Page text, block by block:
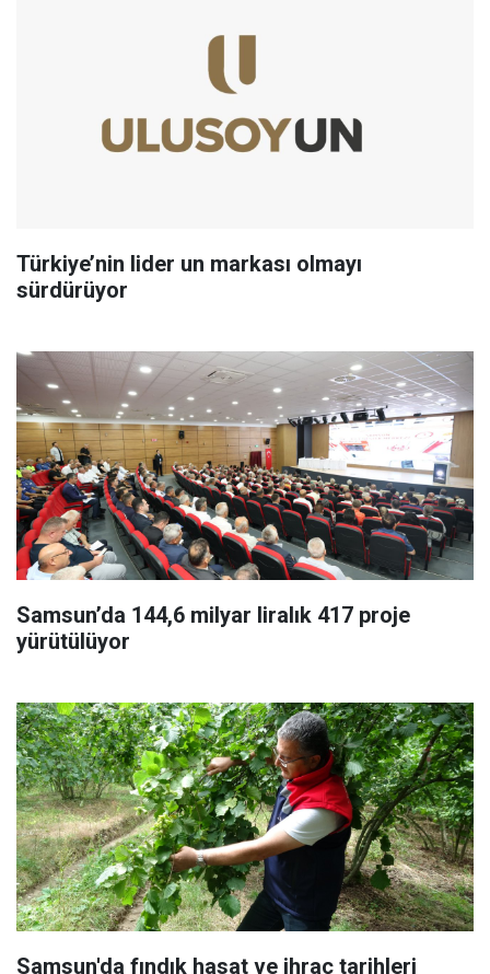
Türkiye’nin lider un markası olmayı
sürdürüyor
Samsun’da 144,6 milyar liralık 417 proje
yürütülüyor
Samsun'da fındık hasat ve ihraç tarihleri